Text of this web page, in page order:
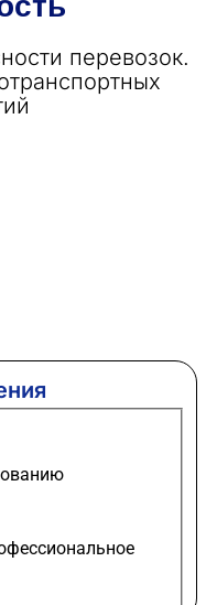
перевозок.